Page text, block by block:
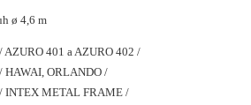
ø 4,6 m
AZURO 401 a AZURO 402 /
HAWAI, ORLANDO /
INTEX METAL FRAME /